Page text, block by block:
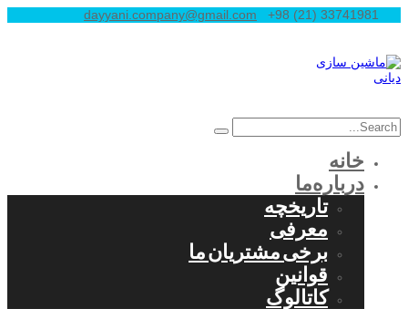
dayyani.company@gmail.com +98 (21) 33741981
خانه
درباره‌ما
تاریخچه
معرفی
برخی مشتریان ما
قوانین
کاتالوگ